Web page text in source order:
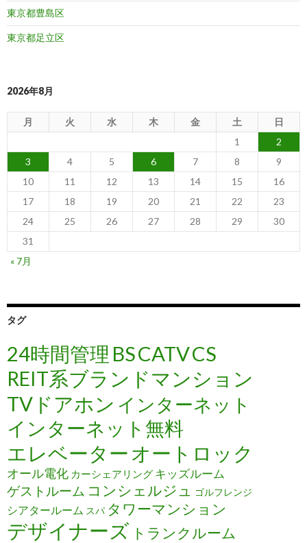
東京都豊島区
東京都足立区
2026年8月
月 火 水 木 金 土
日
1
2
3
4 5 6 7 8
9
10
11 12 13 14 15
16
17
18 19 20 21 22
23
24
25 26 27 28 29
30
31
« 7月
タグ
24時間管理 BSCATVCS
REIT系ブランドマンション
TVドアホン インターネット
インターネット無料
エレベーター オートロック
オール電化 カーシェアリング キッズルーム
ゲストルーム コンシェルジュ ゴルフレンジ
シアタールーム スパ タワーマンション
デザイナーズ トランクルーム